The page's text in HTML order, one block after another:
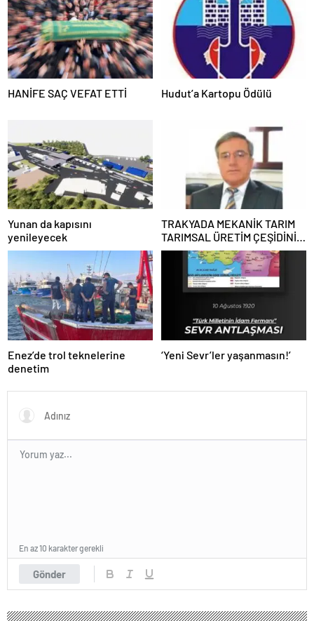
HANİFE SAÇ VEFAT ETTİ Hudut’a Kartopu Ödülü
Yunan da kapısını
yenileyecek
TRAKYADA MEKANİK TARIM
TARIMSAL ÜRETİM ÇEŞİDİNİ
AZALTTI !
Enez’de trol teknelerine
denetim
‘Yeni Sevr’ler yaşanmasın!’
Gönder
En az 10 karakter gerekli